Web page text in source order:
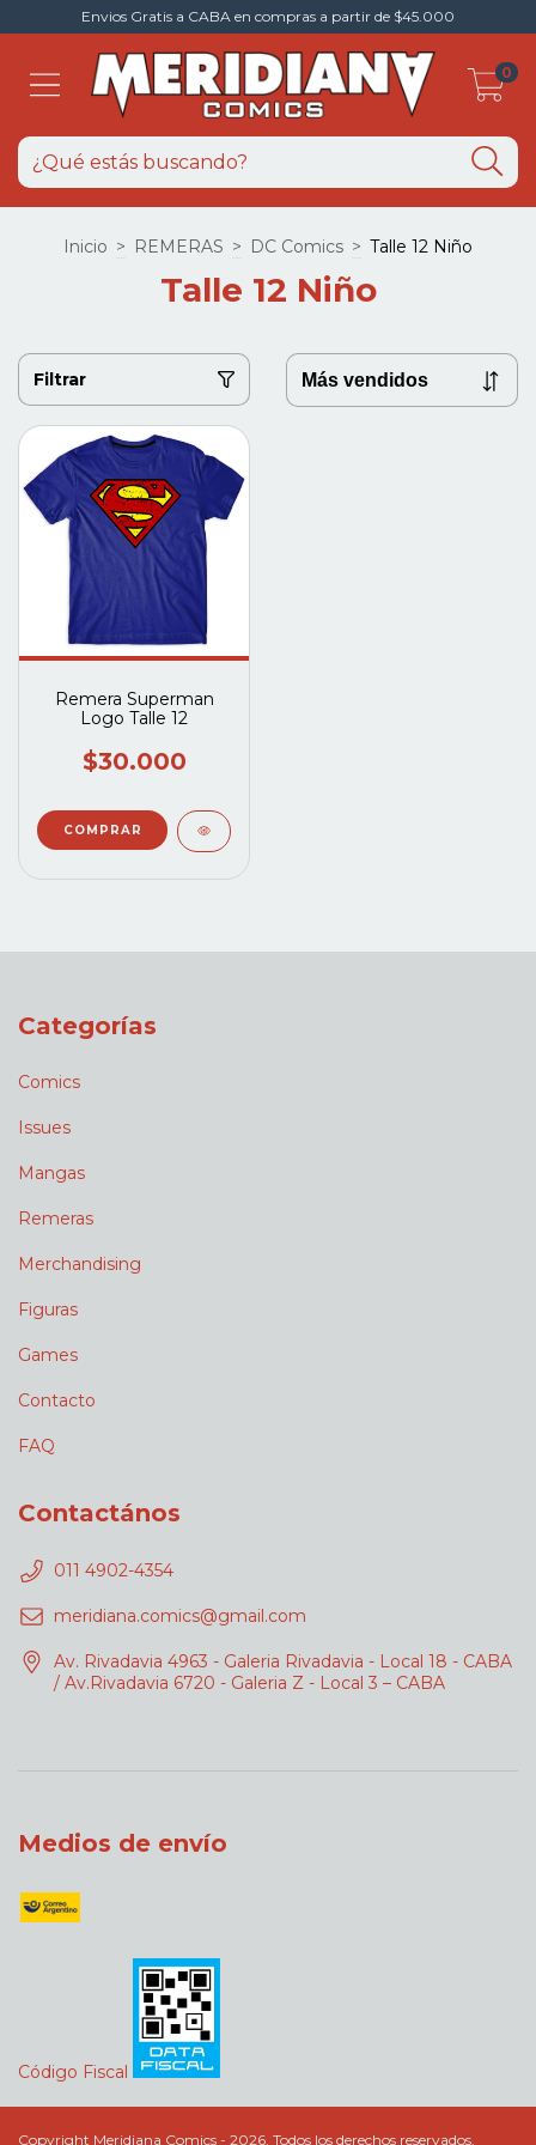
Envios Gratis a CABA en compras a partir de $45.000
0
Inicio > REMERAS > DC Comics > Talle 12 Niño
Talle 12 Niño
Filtrar
Remera Superman
Logo Talle 12
$30.000
Categorías
Comics
Issues
Mangas
Remeras
Merchandising
Figuras
Games
Contacto
FAQ
Contactános
011 4902-4354
meridiana.comics@gmail.com
Av. Rivadavia 4963 - Galeria Rivadavia - Local 18 - CABA
/ Av.Rivadavia 6720 - Galeria Z - Local 3 – CABA
Medios de envío
Código Fiscal
Copyright Meridiana Comics - 2026. Todos los derechos reservados.